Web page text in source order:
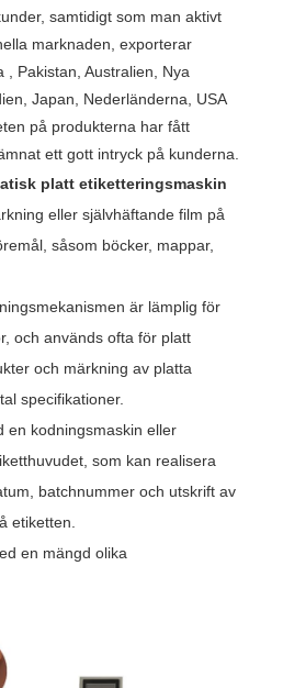
samtidigt som man aktivt
marknaden, exporterar
, Pakistan, Australien, Nya
Japan, Nederländerna, USA
på produkterna har fått
ett gott intryck på kunderna.
platt etiketteringsmaskin
eller självhäftande film på
såsom böcker, mappar,
är lämplig för
och används ofta för platt
och märkning av platta
specifikationer.
en kodningsmaskin eller
som kan realisera
batchnummer och utskrift av
etiketten.
en mängd olika